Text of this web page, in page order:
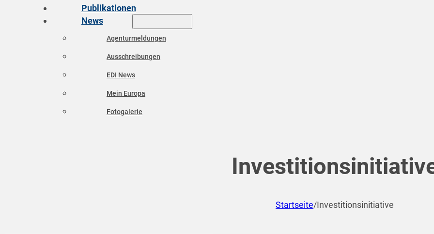
Publikationen
News
Agenturmeldungen
Ausschreibungen
EDI News
Mein Europa
Fotogalerie
Startseite/Investitionsinitiative